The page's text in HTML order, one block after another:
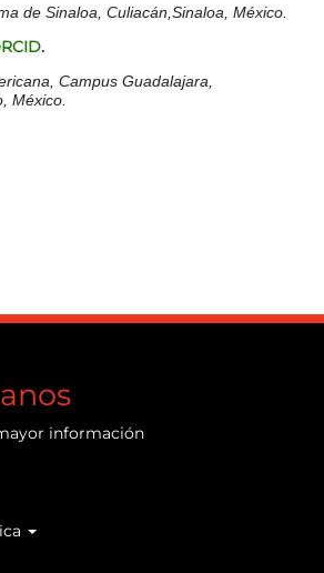
de Sinaloa, Culiacán,Sinaloa, México.
.
Campus Guadalajara,
México.
información